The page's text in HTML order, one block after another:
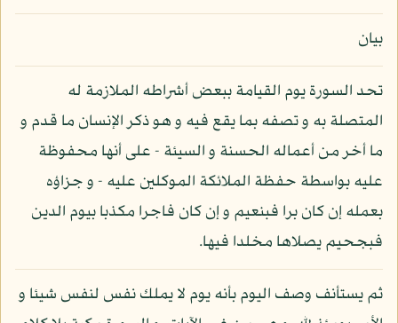
بيان
تحد السورة يوم القيامة ببعض أشراطه الملازمة له
المتصلة به و تصفه بما يقع فيه و هو ذكر الإنسان ما قدم و
ما أخر من أعماله الحسنة و السيئة - على أنها محفوظة
عليه بواسطة حفظة الملائكة الموكلين عليه - و جزاؤه
بعمله إن كان برا فبنعيم و إن كان فاجرا مكذبا بيوم الدين
فبجحيم يصلاها مخلدا فيها.
ثم يستأنف وصف اليوم بأنه يوم لا يملك نفس لنفس شيئا و